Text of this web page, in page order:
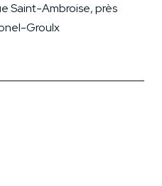
Saint-Ambroise, près
Groulx